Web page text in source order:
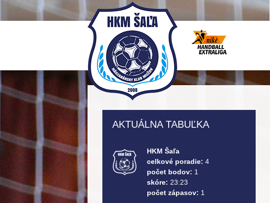
AKTUÁLNA TABUĽKA
HKM Šaľa
celkové poradie: 4
počet bodov: 1
skóre: 23:23
počet zápasov: 1